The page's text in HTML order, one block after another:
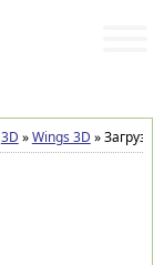
3D »Wings 3D »Загрузка